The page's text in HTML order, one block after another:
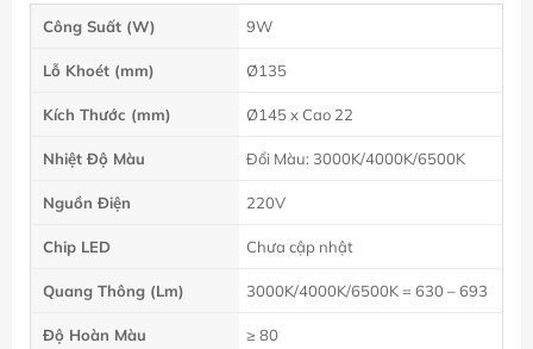
Công Suất (W) 9W
Lỗ Khoét (mm) Ø135
Kích Thước (mm) Ø145 x Cao 22
Nhiệt Độ Màu Đổi Màu: 3000K/4000K/6500K
Nguồn Điện 220V
Chip LED Chưa cập nhật
Quang Thông (Lm) 3000K/4000K/6500K = 630 – 693
Độ Hoàn Màu ≥ 80